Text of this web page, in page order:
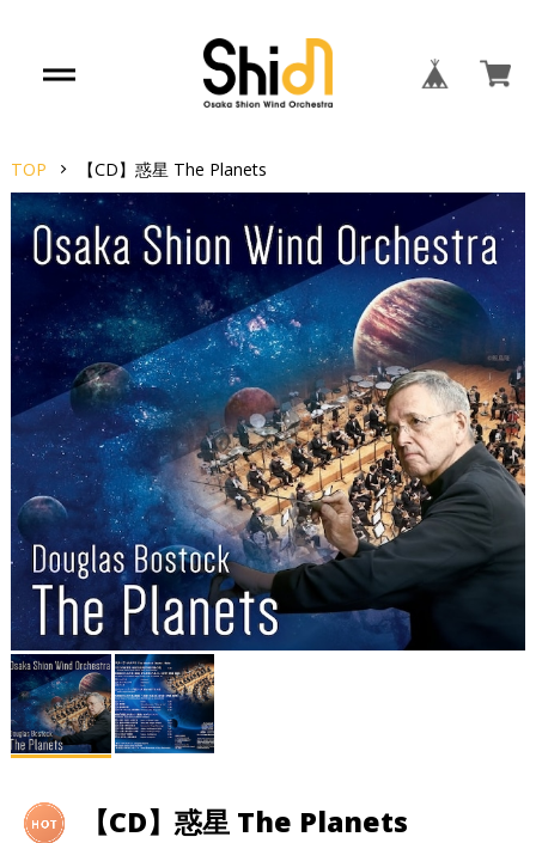
TOP 【CD】惑星 The Planets
【CD】惑星 The Planets